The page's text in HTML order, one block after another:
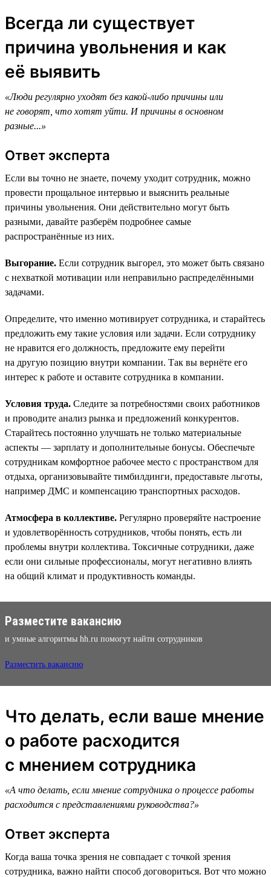
Всегда ли существует
причина увольнения и как
её выявить
«Люди регулярно уходят без какой-либо причины или
не говорят, что хотят уйти. И причины в основном
разные...»
Ответ эксперта
Если вы точно не знаете, почему уходит сотрудник, можно
провести прощальное интервью и выяснить реальные
причины увольнения. Они действительно могут быть
разными, давайте разберём подробнее самые
распространённые из них.
Выгорание. Если сотрудник выгорел, это может быть связано
с нехваткой мотивации или неправильно распределёнными
задачами.
Определите, что именно мотивирует сотрудника, и старайтесь
предложить ему такие условия или задачи. Если сотруднику
не нравится его должность, предложите ему перейти
на другую позицию внутри компании. Так вы вернёте его
интерес к работе и оставите сотрудника в компании.
Условия труда. Следите за потребностями своих работников
и проводите анализ рынка и предложений конкурентов.
Старайтесь постоянно улучшать не только материальные
аспекты — зарплату и дополнительные бонусы. Обеспечьте
сотрудникам комфортное рабочее место с пространством для
отдыха, организовывайте тимбилдинги, предоставьте льготы,
например ДМС и компенсацию транспортных расходов.
Атмосфера в коллективе. Регулярно проверяйте настроение
и удовлетворённость сотрудников, чтобы понять, есть ли
проблемы внутри коллектива. Токсичные сотрудники, даже
если они сильные профессионалы, могут негативно влиять
на общий климат и продуктивность команды.
Разместите вакансию
и умные алгоритмы hh.ru помогут найти сотрудников
Разместить вакансию
Что делать, если ваше мнение
о работе расходится
с мнением сотрудника
«А что делать, если мнение сотрудника о процессе работы
расходится с представлениями руководства?»
Ответ эксперта
Когда ваша точка зрения не совпадает с точкой зрения
сотрудника, важно найти способ договориться. Вот что можно